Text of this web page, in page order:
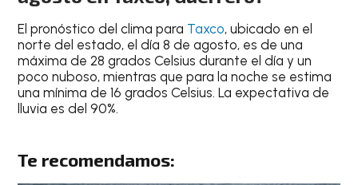
Elpronóstico del clima para Taxco, ubicado en el
norte del estado, el día8 de agosto, es de una
máxima de 28 grados Celsius durante el día y un
poco nuboso, mientras que para lanoche se estima
unamínima de 16 grados Celsius.La expectativa de
lluvia es del 90%.
Te recomendamos: